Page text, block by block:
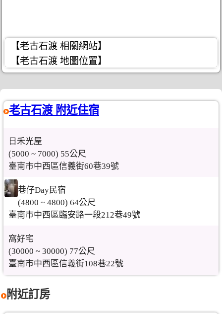
【老古石渡 相關網站】
【老古石渡 地圖位置】
老古石渡 附近住宿
日禾光屋
(5000 ~ 7000) 55公尺
臺南市中西區信義街60巷39號
巷仔Day民宿
(4800 ~ 4800) 64公尺
臺南市中西區臨安路一段212巷49號
窩好宅
(30000 ~ 30000) 77公尺
臺南市中西區信義街108巷22號
附近訂房